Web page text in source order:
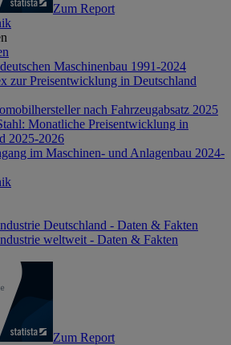
Zum Report
Maschinenbau 1991-2024
zur Preisentwicklung in Deutschland
nach Fahrzeugabsatz 2025
Monatliche Preisentwicklung in
2025-2026
im Maschinen- und Anlagenbau 2024-
Deutschland - Daten & Fakten
weltweit - Daten & Fakten
Zum Report